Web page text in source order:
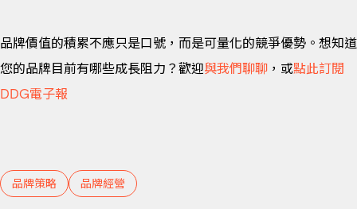
品牌價值的積累不應只是口號，而是可量化的競爭優勢。想知道
您的品牌目前有哪些成長阻力？歡迎與我們聊聊 ，或點此訂閱
DDG電子報
品牌策略 品牌經營